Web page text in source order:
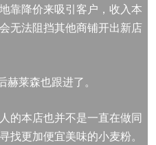
降价来吸引客户，收入本
无法阻挡其他商铺开出新店
莱森也跟进了。
的本店也并不是一直在做同
找更加便宜美味的小麦粉。